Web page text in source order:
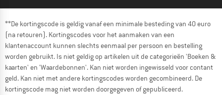
**De kortingscode is geldig vanaf een minimale besteding van 40 euro
(na retouren). Kortingscodes voor het aanmaken van een
klantenaccount kunnen slechts eenmaal per persoon en bestelling
worden gebruikt. Is niet geldig op artikelen uit de categorieën 'Boeken &
kaarten' en 'Waardebonnen'. Kan niet worden ingewisseld voor contant
geld. Kan niet met andere kortingscodes worden gecombineerd. De
kortingscode mag niet worden doorgegeven of gepubliceerd.